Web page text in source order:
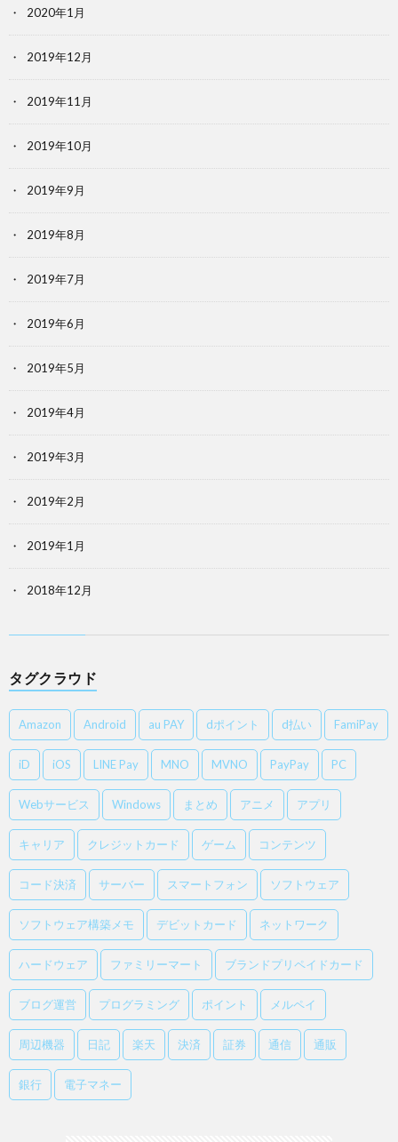
2020年1月
2019年12月
2019年11月
2019年10月
2019年9月
2019年8月
2019年7月
2019年6月
2019年5月
2019年4月
2019年3月
2019年2月
2019年1月
2018年12月
タグクラウド
Amazon Android au PAY dポイント d払い FamiPay
iD iOS LINE Pay MNO MVNO PayPay PC
Webサービス Windows まとめ アニメ アプリ
キャリア クレジットカード ゲーム コンテンツ
コード決済 サーバー スマートフォン ソフトウェア
ソフトウェア構築メモ デビットカード ネットワーク
ハードウェア ファミリーマート ブランドプリペイドカード
ブログ運営 プログラミング ポイント メルペイ
周辺機器 日記 楽天 決済 証券 通信 通販
銀行 電子マネー